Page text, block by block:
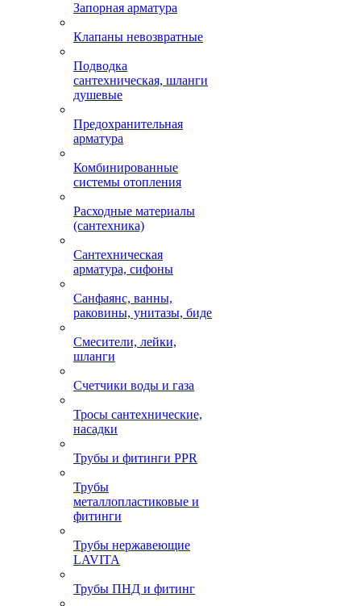
Запорная арматура
Клапаны невозвратные
Подводка
сантехническая, шланги
душевые
Предохранительная
арматура
Комбинированные
системы отопления
Расходные материалы
(сантехника)
Сантехническая
арматура, сифоны
Санфаянс, ванны,
раковины, унитазы, биде
Смесители, лейки,
шланги
Счетчики воды и газа
Тросы сантехнические,
насадки
Трубы и фитинги PPR
Трубы
металлопластиковые и
фитинги
Трубы нержавеющие
LAVITA
Трубы ПНД и фитинг